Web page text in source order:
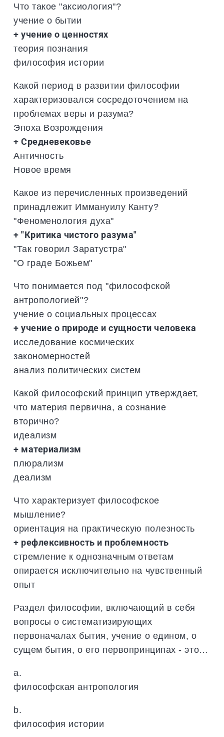
Что такое "аксиология"?
учение о бытии
+ учение о ценностях
теория познания
философия истории
Какой период в развитии философии
характеризовался сосредоточением на
проблемах веры и разума?
Эпоха Возрождения
+ Средневековье
Античность
Новое время
Какое из перечисленных произведений
принадлежит Иммануилу Канту?
"Феноменология духа"
+ "Критика чистого разума"
"Так говорил Заратустра"
"О граде Божьем"
Что понимается под "философской
антропологией"?
учение о социальных процессах
+ учение о природе и сущности человека
исследование космических
закономерностей
анализ политических систем
Какой философский принцип утверждает,
что материя первична, а сознание
вторично?
идеализм
+ материализм
плюрализм
деализм
Что характеризует философское
мышление?
ориентация на практическую полезность
+ рефлексивность и проблемность
стремление к однозначным ответам
опирается исключительно на чувственный
опыт
Раздел философии, включающий в себя
вопросы о систематизирующих
первоначалах бытия, учение о едином, о
сущем бытия, о его первопринципах - это…
a.
философская антропология
b.
философия истории